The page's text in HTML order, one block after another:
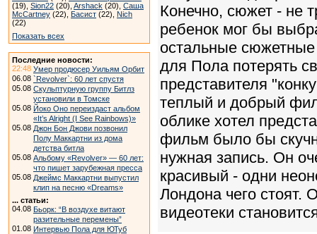
(19), Sion22 (20), Arshack (20), Саша
McCartney (22), Басист (22), Nich
(22)
Показать всех
Последние новости:
22:48 Умер продюсер Уильям Орбит
06.08 `Revolver`: 60 лет спустя
05.08 Скульптурную группу Битлз
установили в Томске
05.08 Йоко Оно переиздаст альбом
«It’s Alright (I See Rainbows)»
05.08 Джон Бон Джови позвонил
Полу Маккартни из дома
детства битла
05.08 Альбому «Revolver» — 60 лет:
что пишет зарубежная пресса
05.08 Джеймс Маккартни выпустил
клип на песню «Dreams»
... статьи:
04.08 Бьорк: “В воздухе витают
разительные перемены”
01.08 Интервью Пола для ЮТуб
Конечно, сюжет - не
ребенок мог бы
остальные сюжетные
для Пола потерять
представителя
теплый и добрый
облике хотел
фильм было бы
нужная запись. Он
красивый - одни
Лондона чего стоят.
видеотеки